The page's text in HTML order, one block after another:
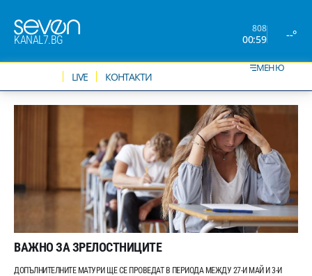
KANAL7.BG
808
00:59 --°
LIVE КОНТАКТИ
МЕНЮ
ВАЖНО ЗА ЗРЕЛОСТНИЦИТЕ
ДОПЪЛНИТЕЛНИТЕ МАТУРИ ЩЕ СЕ ПРОВЕДАТ В ПЕРИОДА МЕЖДУ 27-И МАЙ И 3-И